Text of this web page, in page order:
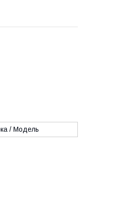
/ Модель